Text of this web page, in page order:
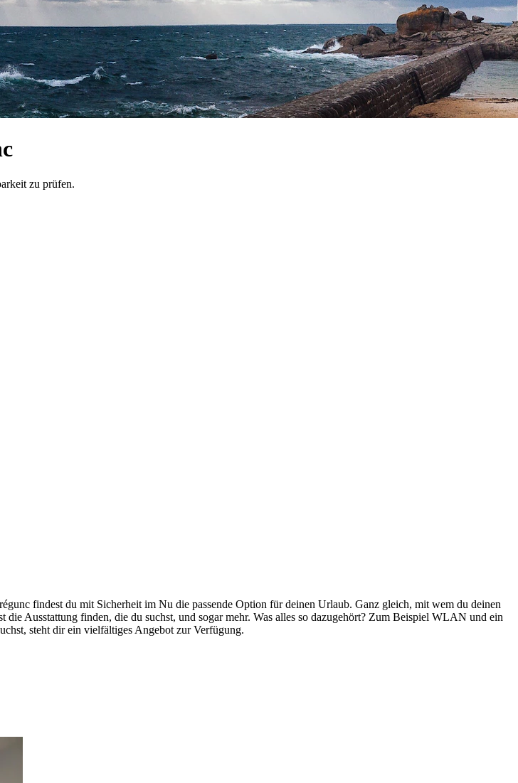
zu prüfen.
findest du mit Sicherheit im Nu die passende Option für deinen Urlaub. Ganz gleich, mit wem du deinen
Ausstattung finden, die du suchst, und sogar mehr. Was alles so dazugehört? Zum Beispiel WLAN und ein
steht dir ein vielfältiges Angebot zur Verfügung.